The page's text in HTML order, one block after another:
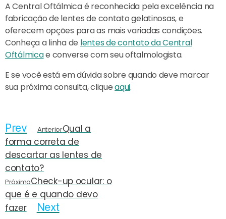
A Central Oftálmica é reconhecida pela excelência na
fabricação de lentes de contato gelatinosas, e
oferecem opções para as mais variadas condições.
Conheça a linha de lentes de contato da Central
Oftálmicae converse com seu oftalmologista.
E se você está em dúvida sobre quando deve marcar
sua próxima consulta, cliqueaqui.
Prev AnteriorQual a
forma correta de
descartar as lentes de
contato?
PróximoCheck-up ocular: o
que é e quando devo
fazer
Next